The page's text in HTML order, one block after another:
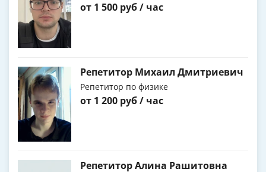
от 1 500 руб / час
Репетитор Михаил Дмитриевич
Репетитор по физике
от 1 200 руб / час
Репетитор Алина Рашитовна